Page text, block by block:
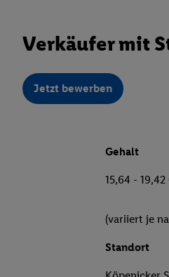
Verkäufer mit
Jetzt bewerben
Gehalt
15,64 -
(variiert je
Standort